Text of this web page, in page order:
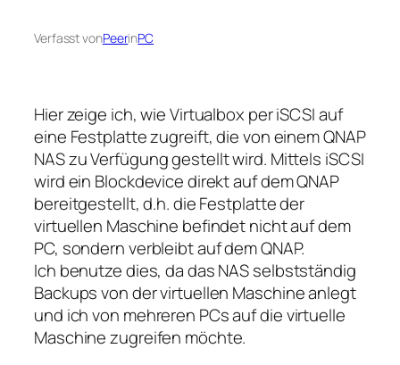
Verfasst vonPeerinPC
Hier zeige ich, wie Virtualbox per iSCSI auf
eine Festplatte zugreift, die von einem QNAP
NAS zu Verfügung gestellt wird. Mittels iSCSI
wird ein Blockdevice direkt auf dem QNAP
bereitgestellt, d.h. die Festplatte der
virtuellen Maschine befindet nicht auf dem
PC, sondern verbleibt auf dem QNAP.
Ich benutze dies, da das NAS selbstständig
Backups von der virtuellen Maschine anlegt
und ich von mehreren PCs auf die virtuelle
Maschine zugreifen möchte.